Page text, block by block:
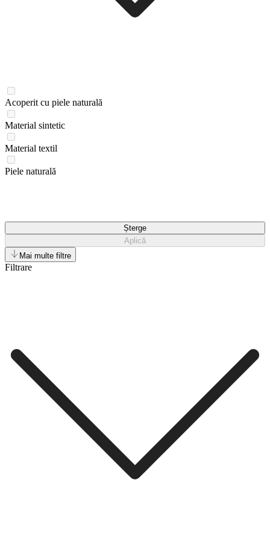
Acoperit cu piele naturală
Material sintetic
Material textil
Piele naturală
Șterge
Aplică
Mai multe filtre
Filtrare